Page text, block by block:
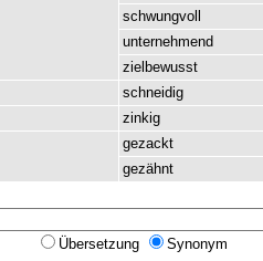
schwungvoll
unternehmend
zielbewusst
schneidig
zinkig
gezackt
gezähnt
Übersetzung
Synonym